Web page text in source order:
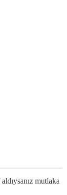
mutlaka